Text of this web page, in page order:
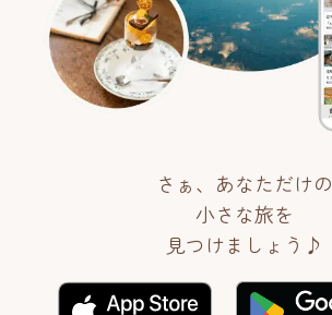
さぁ、あなただけの
小さな旅を
見つけましょう♪